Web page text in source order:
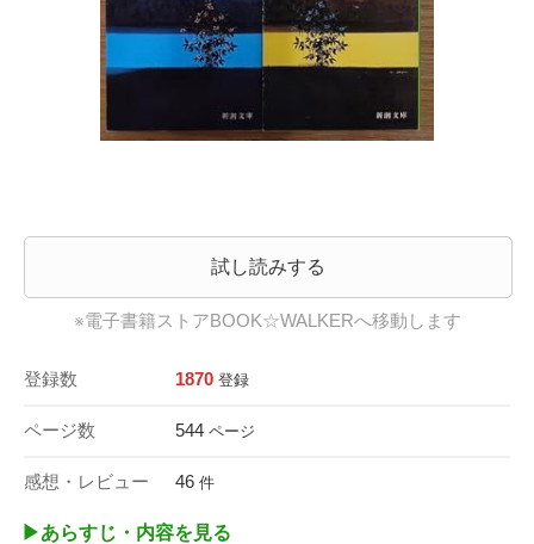
試し読みする
※電子書籍ストアBOOK☆WALKERへ移動します
登録数 1870 登録
ページ数 544 ページ
感想・レビュー 46 件
▶︎あらすじ・内容を見る